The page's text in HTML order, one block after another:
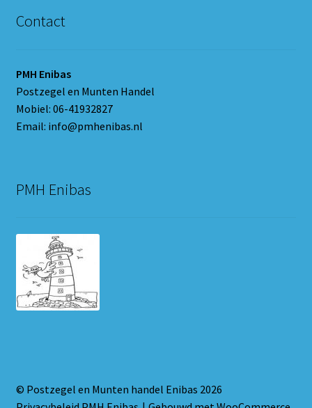
Contact
PMH Enibas
Postzegel en Munten Handel
Mobiel: 06-41932827
Email: info@pmhenibas.nl
PMH Enibas
© Postzegel en Munten handel Enibas 2026